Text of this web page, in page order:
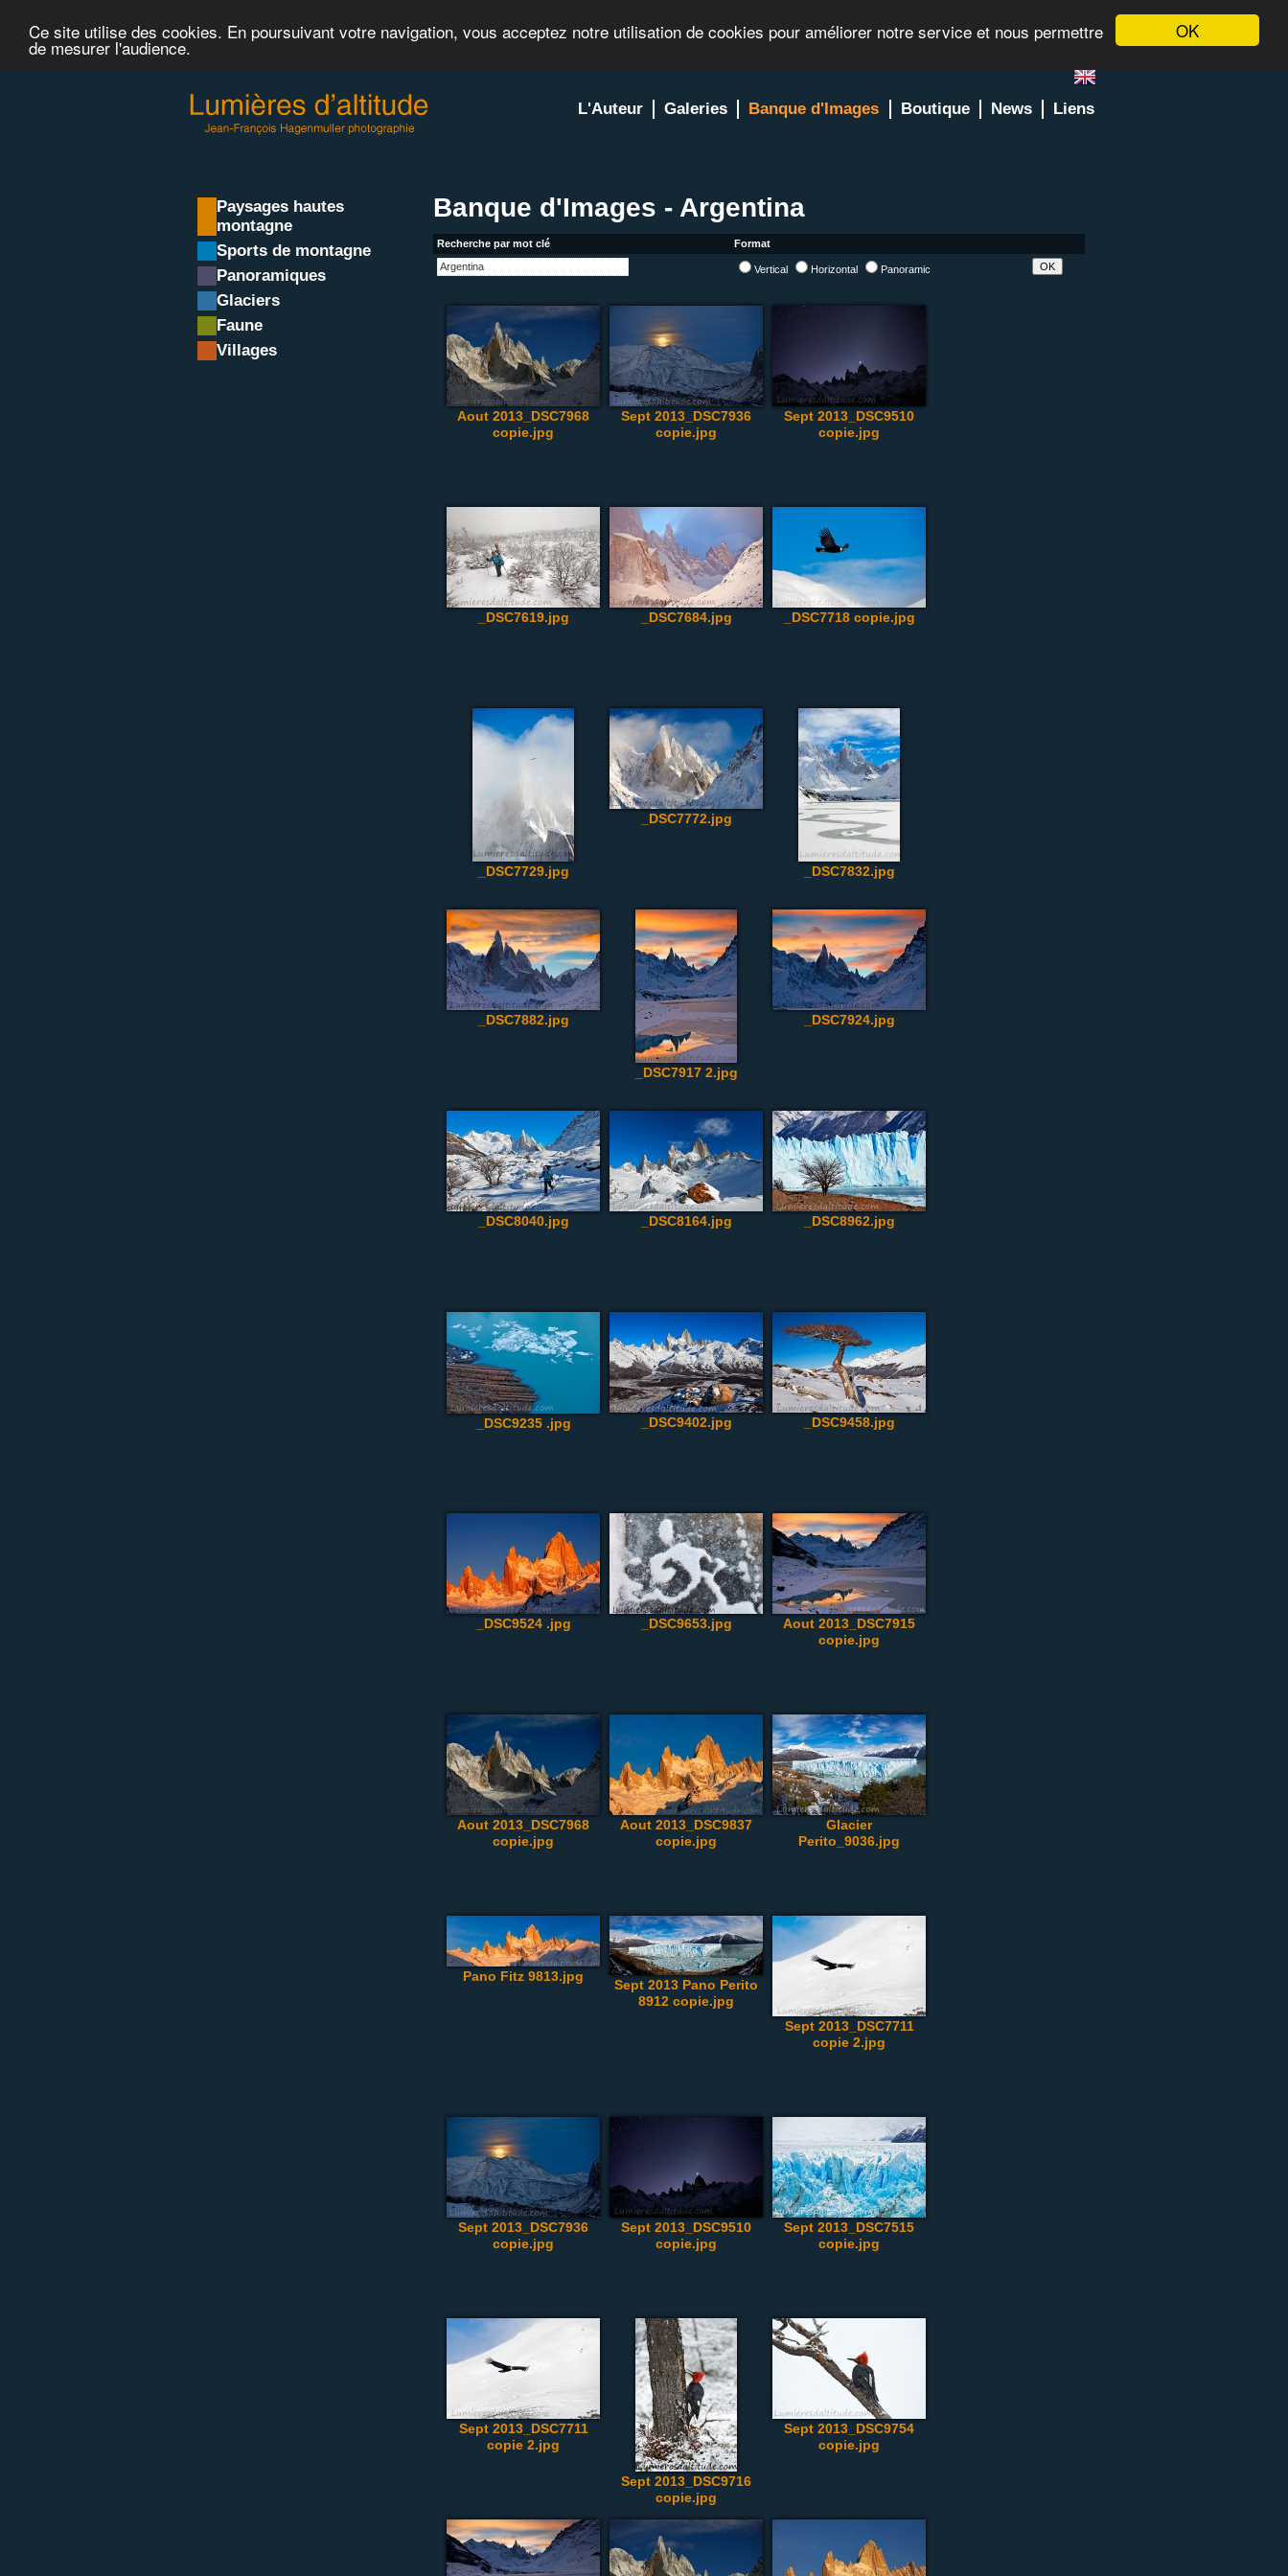
OK
Ce site utilise des cookies. En poursuivant votre navigation, vous acceptez notre utilisation de cookies pour améliorer notre service et nous permettre
de mesurer l'audience.
L'Auteur Galeries Banque d'Images Boutique News Liens
Paysages hautes
montagne
Sports de montagne
Panoramiques
Glaciers
Faune
Villages
Banque d'Images - Argentina
Recherche par mot clé Format
Vertical Horizontal Panoramic
Aout 2013_DSC7968
copie.jpg
Sept 2013_DSC7936
copie.jpg
Sept 2013_DSC9510
copie.jpg
_DSC7619.jpg _DSC7684.jpg _DSC7718 copie.jpg
_DSC7729.jpg
_DSC7772.jpg
_DSC7832.jpg
_DSC7882.jpg
_DSC7917 2.jpg
_DSC7924.jpg
_DSC8040.jpg _DSC8164.jpg _DSC8962.jpg
_DSC9235 .jpg _DSC9402.jpg _DSC9458.jpg
_DSC9524 .jpg _DSC9653.jpg
Aout 2013_DSC7915
copie.jpg
Aout 2013_DSC7968
copie.jpg
Aout 2013_DSC9837
copie.jpg
Glacier
Perito_9036.jpg
Pano Fitz 9813.jpg
Sept 2013 Pano Perito
8912 copie.jpg
Sept 2013_DSC7711
copie 2.jpg
Sept 2013_DSC7936
copie.jpg
Sept 2013_DSC9510
copie.jpg
Sept 2013_DSC7515
copie.jpg
Sept 2013_DSC7711
copie 2.jpg
Sept 2013_DSC9716
copie.jpg
Sept 2013_DSC9754
copie.jpg